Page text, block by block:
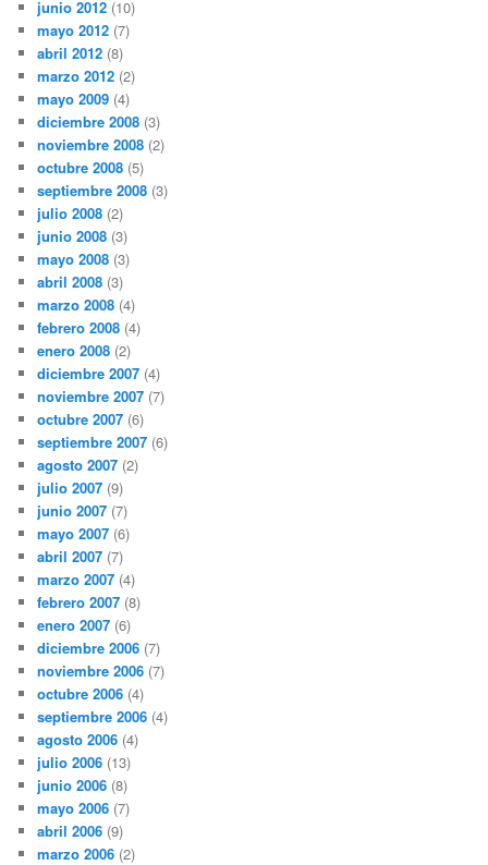
junio 2012 (10)
mayo 2012 (7)
abril 2012 (8)
marzo 2012 (2)
mayo 2009 (4)
diciembre 2008 (3)
noviembre 2008 (2)
octubre 2008 (5)
septiembre 2008 (3)
julio 2008 (2)
junio 2008 (3)
mayo 2008 (3)
abril 2008 (3)
marzo 2008 (4)
febrero 2008 (4)
enero 2008 (2)
diciembre 2007 (4)
noviembre 2007 (7)
octubre 2007 (6)
septiembre 2007 (6)
agosto 2007 (2)
julio 2007 (9)
junio 2007 (7)
mayo 2007 (6)
abril 2007 (7)
marzo 2007 (4)
febrero 2007 (8)
enero 2007 (6)
diciembre 2006 (7)
noviembre 2006 (7)
octubre 2006 (4)
septiembre 2006 (4)
agosto 2006 (4)
julio 2006 (13)
junio 2006 (8)
mayo 2006 (7)
abril 2006 (9)
marzo 2006 (2)